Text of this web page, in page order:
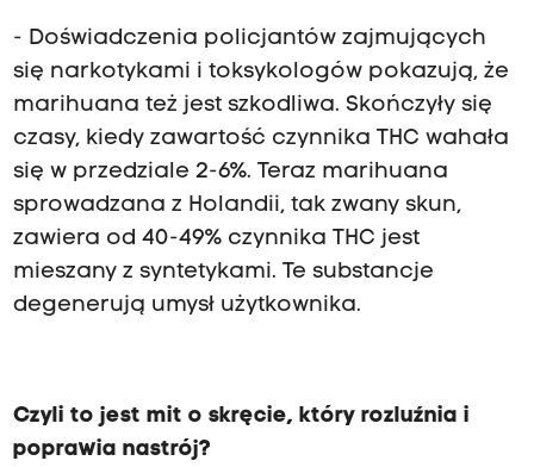
- Doświadczenia policjantów zajmujących
się narkotykami i toksykologów pokazują, że
marihuana też jest szkodliwa. Skończyły się
czasy, kiedy zawartość czynnika THC wahała
się w przedziale 2-6%. Teraz marihuana
sprowadzana z Holandii, tak zwany skun,
zawiera od 40-49% czynnika THC jest
mieszany z syntetykami. Te substancje
degenerują umysł użytkownika.
Czyli to jest mit o skręcie, który rozluźnia i
poprawia nastrój?